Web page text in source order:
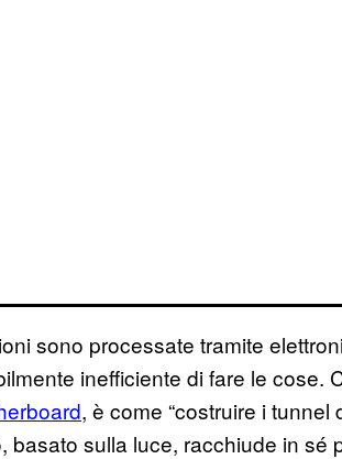
sono processate tramite
inefficiente di fare le cose.
, è come “costruire i tunnel
basato sulla luce, racchiude in sé